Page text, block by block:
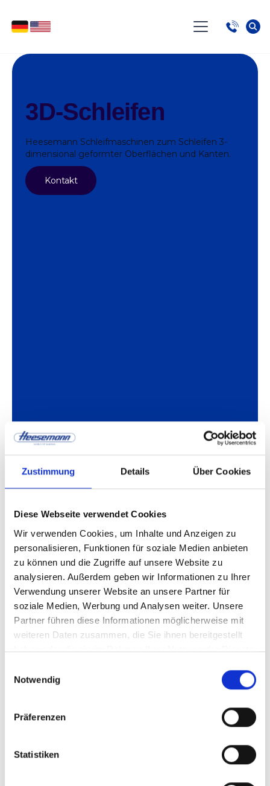
Zustimmung Details Über Cookies
Diese Webseite verwendet Cookies
Wir verwenden Cookies, um Inhalte und Anzeigen zu
personalisieren, Funktionen für soziale Medien anbieten
zu können und die Zugriffe auf unsere Website zu
analysieren. Außerdem geben wir Informationen zu Ihrer
Verwendung unserer Website an unsere Partner für
soziale Medien, Werbung und Analysen weiter. Unsere
Partner führen diese Informationen möglicherweise mit
weiteren Daten zusammen, die Sie ihnen bereitgestellt
haben oder die sie im Rahmen Ihrer Nutzung der Dienste
Notwendig
Präferenzen
Statistiken
3D-Schleifen
Heesemann Schleifmaschinen zum Schleifen 3-
dimensional geformter Oberflächen und Kanten.
Kontakt
Lorem ipsum dolor sit amet, consectetur
adipiscing elit, sed do eiusmod tempor
incididunt ut labore et dolore magna aliqua.